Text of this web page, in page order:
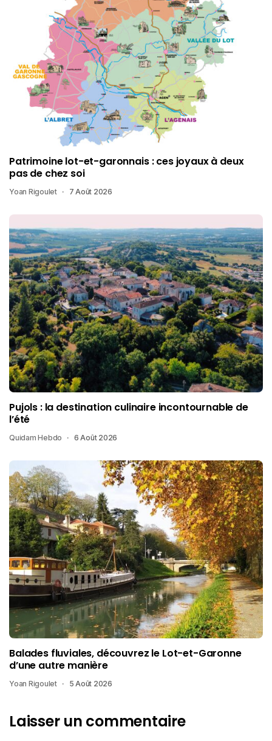
Patrimoine lot-et-garonnais : ces joyaux à deux
pas de chez soi
Yoan Rigoulet 7 Août 2026
Pujols : la destination culinaire incontournable de
l’été
Quidam Hebdo 6 Août 2026
Balades fluviales, découvrez le Lot-et-Garonne
d’une autre manière
Yoan Rigoulet 5 Août 2026
Laisser un commentaire